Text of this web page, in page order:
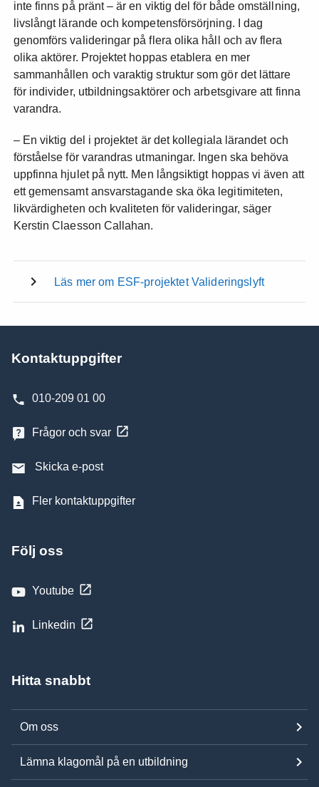
inte finns på pränt – är en viktig del för både omställning,
livslångt lärande och kompetensförsörjning. I dag
genomförs valideringar på flera olika håll och av flera
olika aktörer. Projektet hoppas etablera en mer
sammanhållen och varaktig struktur som gör det lättare
för individer, utbildningsaktörer och arbetsgivare att finna
varandra.
– En viktig del i projektet är det kollegiala lärandet och
förståelse för varandras utmaningar. Ingen ska behöva
uppfinna hjulet på nytt. Men långsiktigt hoppas vi även att
ett gemensamt ansvarstagande ska öka legitimiteten,
likvärdigheten och kvaliteten för valideringar, säger
Kerstin Claesson Callahan.
Läs mer om ESF-projektet Valideringslyft
Kontaktuppgifter
010-209 01 00
Frågor och svar
Skicka e-post
Fler kontaktuppgifter
Följ oss
Youtube
Linkedin
Hitta snabbt
Om oss
Lämna klagomål på en utbildning